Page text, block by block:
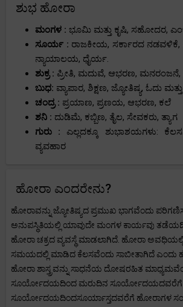
ಶುಭ ಹೋರಾ
ಮಂಗಳ : ಭೂಮಿ ಮತ್ತು ಕೃಷಿ, ಸಹೋದರ,
ಸೂರ್ಯ : ರಾಜಕೀಯ, ಸರ್ಕಾರದ ನಡವಳಿಕೆ,
ನ್ಯಾಯಾಲಯ, ಧೈರ್ಯ.
ಶುಕ್ರ : ಪ್ರೀತಿ, ಮದುವೆ, ಆಭರಣ, ಮನರಂಜನೆ,
ಬುಧ: ವ್ಯಾಪಾರ, ಶಿಕ್ಷಣ, ಜ್ಯೋತಿಷ್ಯ, ಓದು
ಚಂದ್ರ : ಪ್ರಯಾಣ, ಪ್ರಣಯ, ಆಭರಣ, ಕಲೆ
ಶನಿ : ದುಡಿಮೆ, ಕಬ್ಬಿಣ, ತೈಲ, ಸೇವಕರು, ತ್ಯಾಗ
ಗುರು : ಎಲ್ಲದಕ್ಕೂ ಶುಭಾಶಯಗಳು:
ವ್ಯವಹಾರ
ಹೋರಾ ಎಂದರೇನು?
ಹೋರಾವನ್ನು ಜ್ಯೋತಿಷ್ಯದ ಪ್ರಮುಖ ಭಾಗವೆಂದು
ಅನುಪಸ್ಥಿತಿಯಲ್ಲಿ ಯಾವುದೇ ಮಂಗಳ ಕಾರ್ಯವು
ಹೋರಾ ಚಕ್ರದ ವ್ಯವಸ್ಥೆ ಮಾಡಲಾಗಿದೆ. ಹೋರಾ
ಸಮಯದಲ್ಲಿ ಮಾಡಿದ ಕೆಲಸವೆಂದು ಸಾಬೀತಾಗಿದೆ ಎಂದು
ಹೋರಾ ಶಾಸ್ತ್ರವನ್ನು ಸಾಧನೆಯ ದೋಷರಹಿತ
ಸೂರ್ಯೋದಯದಿಂದ ಮರುದಿನ ಸೂರ್ಯೋದಯದವರೆಗೆ
ಸೂರ್ಯೋದಯದಿಂದಸೂರ್ಯಾಸ್ತದವರೆಗೆ ಹೋರಾಗಳ ಸಂಖ್ಯೆ